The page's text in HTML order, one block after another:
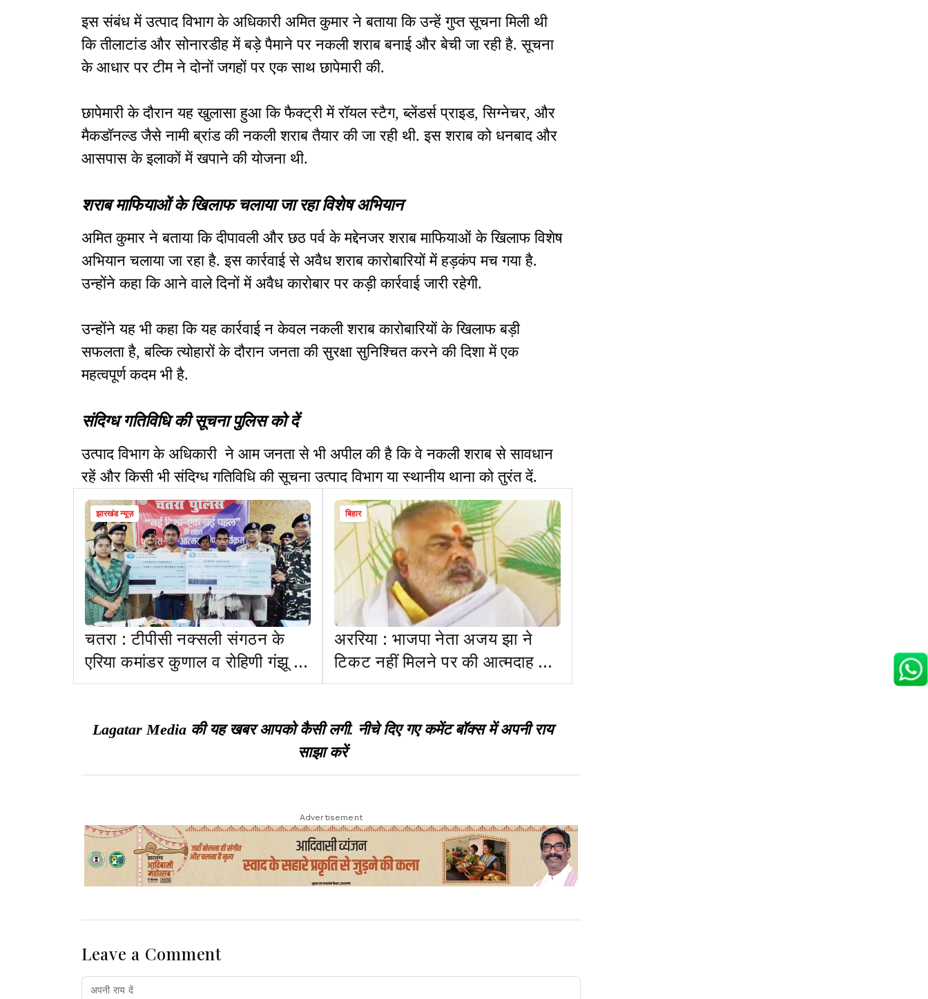
इस संबंध में उत्पाद विभाग के अधिकारी अमित कुमार ने बताया कि उन्हें गुप्त सूचना मिली थी
कि तीलाटांड और सोनारडीह में बड़े पैमाने पर नकली शराब बनाई और बेची जा रही है. सूचना
के आधार पर टीम ने दोनों जगहों पर एक साथ छापेमारी की.
छापेमारी के दौरान यह खुलासा हुआ कि फैक्ट्री में रॉयल स्टैग, ब्लेंडर्स प्राइड, सिग्नेचर, और
मैकडॉनल्ड जैसे नामी ब्रांड की नकली शराब तैयार की जा रही थी. इस शराब को धनबाद और
आसपास के इलाकों में खपाने की योजना थी.
शराब माफियाओं के खिलाफ चलाया जा रहा विशेष अभियान
अमित कुमार ने बताया कि दीपावली और छठ पर्व के मद्देनजर शराब माफियाओं के खिलाफ विशेष
अभियान चलाया जा रहा है. इस कार्रवाई से अवैध शराब कारोबारियों में हड़कंप मच गया है.
उन्होंने कहा कि आने वाले दिनों में अवैध कारोबार पर कड़ी कार्रवाई जारी रहेगी.
उन्होंने यह भी कहा कि यह कार्रवाई न केवल नकली शराब कारोबारियों के खिलाफ बड़ी
सफलता है, बल्कि त्योहारों के दौरान जनता की सुरक्षा सुनिश्चित करने की दिशा में एक
महत्वपूर्ण कदम भी है.
संदिग्ध गतिविधि की सूचना पुलिस को दें
उत्पाद विभाग के अधिकारी ने आम जनता से भी अपील की है कि वे नकली शराब से सावधान
रहें और किसी भी संदिग्ध गतिविधि की सूचना उत्पाद विभाग या स्थानीय थाना को तुरंत दें.
झारखंड न्यूज़
चतरा : टीपीसी नक्सली संगठन के
एरिया कमांडर कुणाल व रोहिणी गंझू ने
किया सरेंडर
बिहार
अररिया : भाजपा नेता अजय झा ने
टिकट नहीं मिलने पर की आत्मदाह की
कोशिश
Lagatar Media की यह खबर आपको कैसी लगी. नीचे दिए गए कमेंट बॉक्स में अपनी राय
साझा करें
Advertisement
Leave a Comment